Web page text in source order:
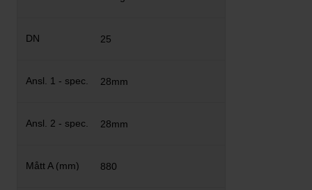
25
28mm
28mm
880